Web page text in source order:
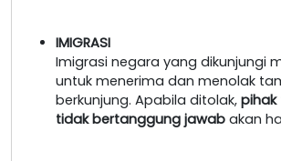
IMIGRASI
Imigrasi negara yang dikunjungi
untuk menerima dan menolak
berkunjung. Apabila ditolak, pihak
tidak bertanggung jawab akan